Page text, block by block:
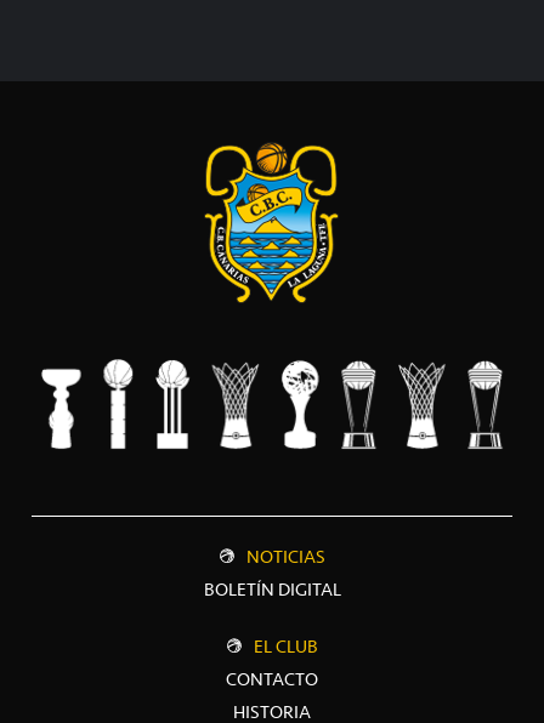
NOTICIAS
BOLETÍN DIGITAL
EL CLUB
CONTACTO
HISTORIA